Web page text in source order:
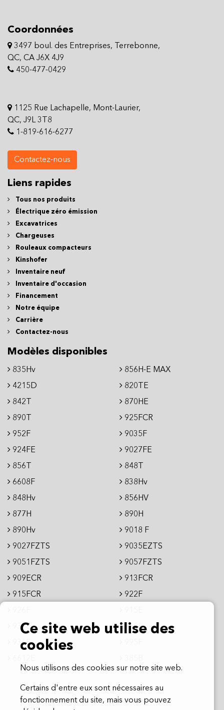
Coordonnées
3497 boul. des Entreprises, Terrebonne,
QC, CA J6X 4J9
450-477-0429
1125 Rue Lachapelle, Mont-Laurier,
QC, J9L 3T8
1-819-616-6277
Contactez-nous
Liens rapides
Tous nos produits
Électrique zéro émission
Excavatrices
Chargeuses
Rouleaux compacteurs
Kinshofer
Inventaire neuf
Inventaire d'occasion
Financement
Notre équipe
Carrière
Contactez-nous
Modèles disponibles
835Hv
856H-E MAX
4215D
820TE
842T
870HE
890T
925FCR
952F
9035F
924FE
9027FE
856T
848T
6608F
838Hv
848Hv
856HV
877H
890H
890Hv
9018 F
9027FZTS
9035EZTS
9051FZTS
9057FZTS
909ECR
913FCR
915FCR
922F
936E
950E
936F
Ce site web utilise des
cookies
Nous utilisons des cookies sur notre site web.
Certains d'entre eux sont nécessaires au
fonctionnement du site, mais vous pouvez